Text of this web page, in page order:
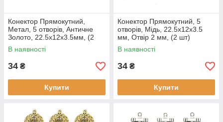
Конектор Прямокутний,
Метал, 5 отворів, Античне
Золото, 22.5х12х3.5мм, (2
шт)
В наявності
34 ₴
Купити
Конектор Прямокутний, 5
отворів, Мідь, 22.5х12х3.5
мм, Отвір 2 мм, (2 шт)
В наявності
34 ₴
Купити